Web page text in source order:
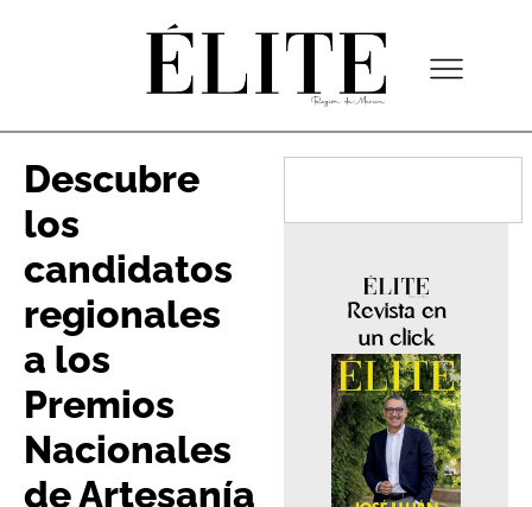
Descubre
los
candidatos
regionales
a los
Premios
Nacionales
de Artesanía
Revista en
un click